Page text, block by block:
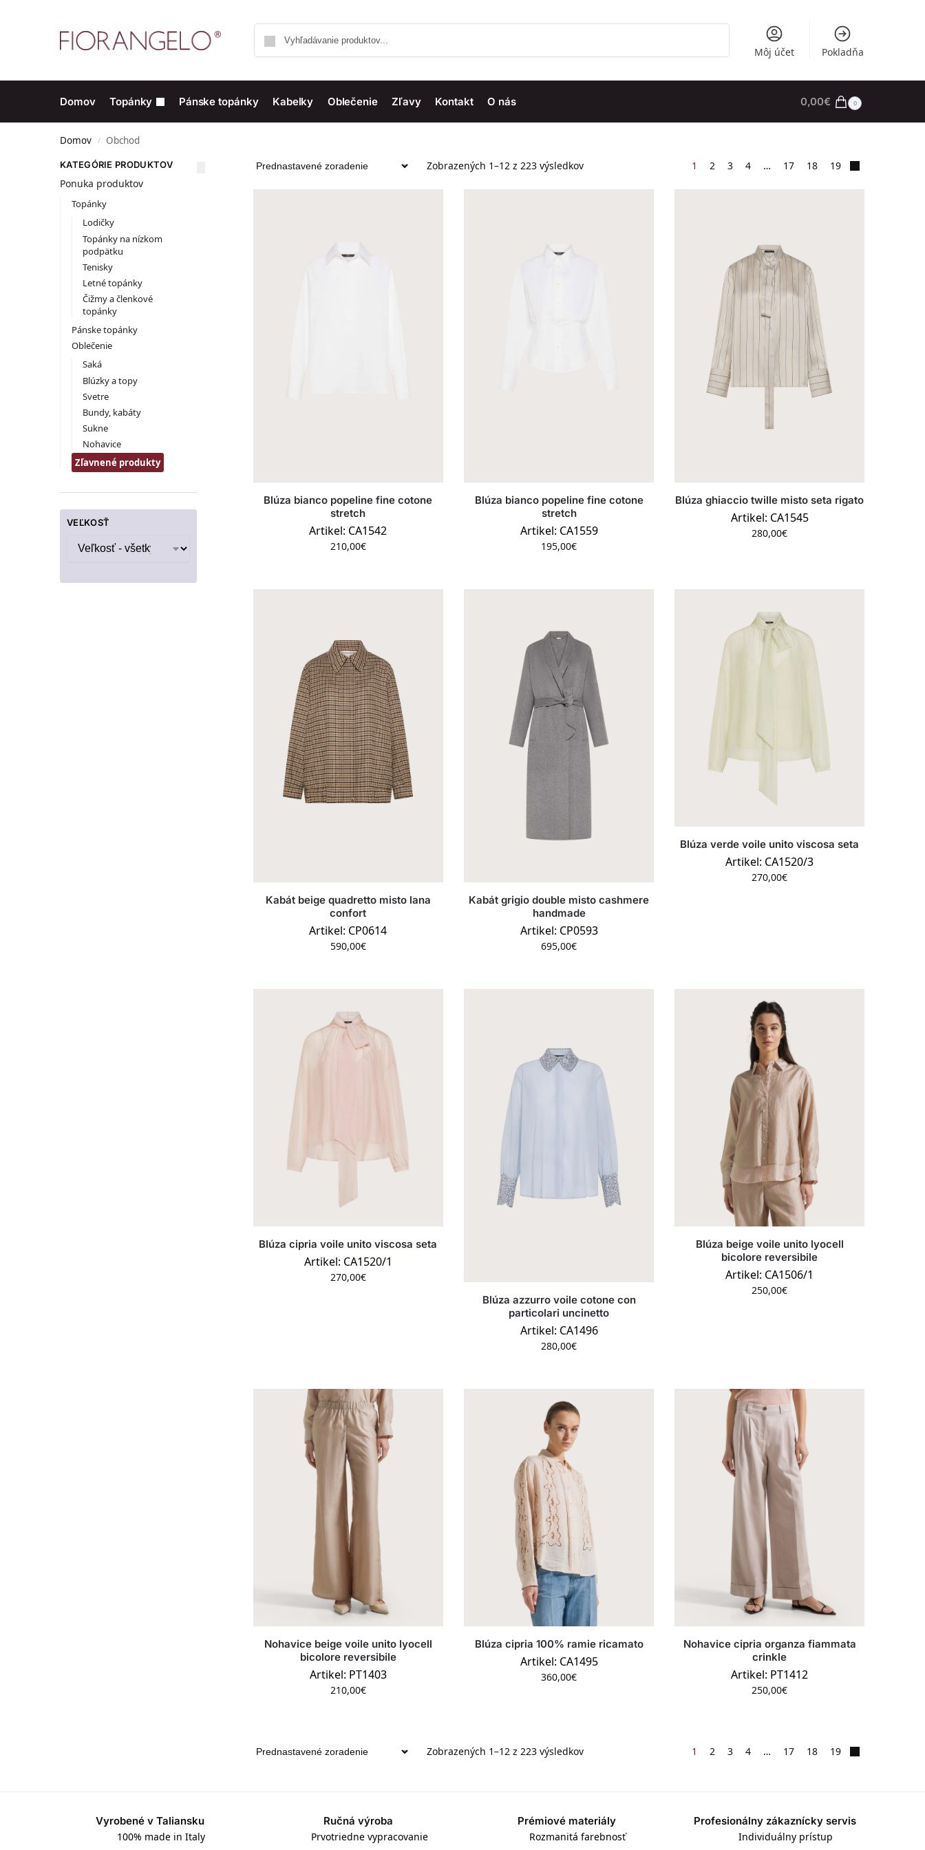
Môj účet Pokladňa
Domov Topánky Pánske topánky Kabelky Oblečenie Zľavy Kontakt O nás 0,00€ 0
Domov / Obchod
Zobrazených 1–12 z 223 výsledkov 1 2 3 4 … 17 18 19
Blúza bianco popeline fine cotone
stretch
Artikel: CA1542
210,00€
Blúza bianco popeline fine cotone
stretch
Artikel: CA1559
195,00€
Blúza ghiaccio twille misto seta rigato
Artikel: CA1545
280,00€
Kabát beige quadretto misto lana
confort
Artikel: CP0614
590,00€
Kabát grigio double misto cashmere
handmade
Artikel: CP0593
695,00€
Blúza verde voile unito viscosa seta
Artikel: CA1520/3
270,00€
Blúza cipria voile unito viscosa seta
Artikel: CA1520/1
270,00€
Blúza azzurro voile cotone con
particolari uncinetto
Artikel: CA1496
280,00€
Blúza beige voile unito lyocell
bicolore reversibile
Artikel: CA1506/1
250,00€
Nohavice beige voile unito lyocell
bicolore reversibile
Artikel: PT1403
210,00€
Blúza cipria 100% ramie ricamato
Artikel: CA1495
360,00€
Nohavice cipria organza fiammata
crinkle
Artikel: PT1412
250,00€
Zobrazených 1–12 z 223 výsledkov 1 2 3 4 … 17 18 19
KATEGÓRIE PRODUKTOV
Ponuka produktov
Topánky
Lodičky
Topánky na nízkom
podpätku
Tenisky
Letné topánky
Čižmy a členkové
topánky
Pánske topánky
Oblečenie
Saká
Blúzky a topy
Svetre
Bundy, kabáty
Sukne
Nohavice
Zľavnené produkty
VEĽKOSŤ
Veľkosť - všetky
Vyrobené v Taliansku
100% made in Italy
Ručná výroba
Prvotriedne vypracovanie
Prémiové materiály
Rozmanitá farebnosť
Profesionálny zákaznícky servis
Individuálny prístup
porozumieť návštevníkom našich stránok a zlepšovať naše
služby. Kliknutím na „súhlasím“ súhlasíte s používaním
všetkých súborov cookies. Svoj súhlas môžete kedykoľvek
odvolať alebo upraviť nastavenia kliknutím na tlačidlo
Zistiť viac